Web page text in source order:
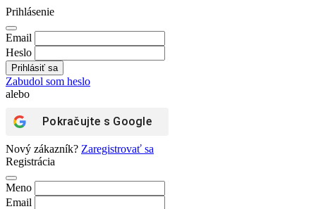
Prihlásenie
Email
Heslo
Zabudol som heslo
alebo
Pokračujte s Google
Nový zákazník? Zaregistrovať sa
Registrácia
Meno
Email